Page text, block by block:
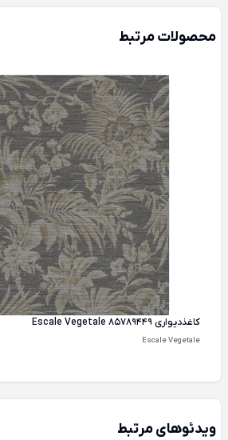
محصولات مرتبط
کاغذ‌دیواری Escale Vegetale 85789449
Escale Vegetale
ویدئوهای مرتبط